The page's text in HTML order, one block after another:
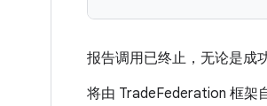
报告调用已终止，无论是成
将由 TradeFederation 框架